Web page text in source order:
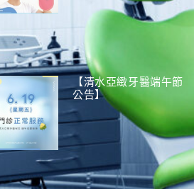
【清水亞緻牙醫端午節
公告】